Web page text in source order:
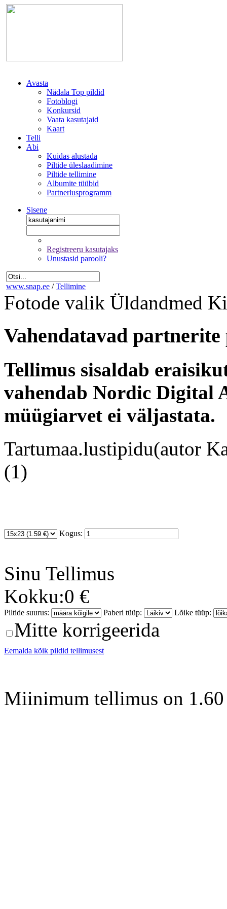
Avasta
Nädala Top pildid
Fotoblogi
Konkursid
Vaata kasutajaid
Kaart
Telli
Abi
Kuidas alustada
Piltide üleslaadimine
Piltide tellimine
Albumite tüübid
Partnerlusprogramm
Sisene
Registreeru kasutajaks
Unustasid parooli?
www.snap.ee / Tellimine
Fotode valik Üldandmed
Vahendatavad
Tellimus sisaldab
vahendab Nordic Digital
müügiarvet ei väljastata.
Tartumaa.lustipidu(autor
(1)
Kogus:
Sinu Tellimus
Kokku:0 €
Piltide suurus: Paberi tüüp: Lõike tüüp:
Mitte korrigeerida
Eemalda kõik pildid tellimusest
Miinimum tellimus on